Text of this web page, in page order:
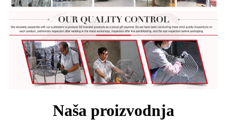
Naša proizvodnja